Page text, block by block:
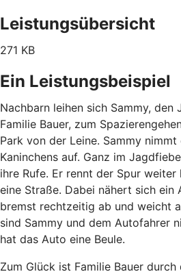
Leistungsübersicht
271 KB
Ein Leistungsbeispiel
Nachbarn leihen sich Sammy, den
Familie Bauer, zum
Park von der Leine. Sammy nimmt
Kaninchens auf. Ganz im
ihre Rufe. Er rennt der Spur
eine Straße. Dabei nähert sich ein
bremst rechtzeitig ab und weicht
sind Sammy und dem Autofahrer
hat das Auto eine Beule.
Zum Glück ist Familie Bauer durch